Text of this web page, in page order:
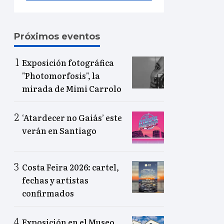
Próximos eventos
Exposición fotográfica
"Photomorfosis", la
mirada de Mimi Carrolo
‘Atardecer no Gaiás’ este
verán en Santiago
Costa Feira 2026: cartel,
fechas y artistas
confirmados